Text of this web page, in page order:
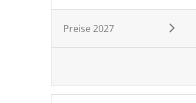
Preise 2027